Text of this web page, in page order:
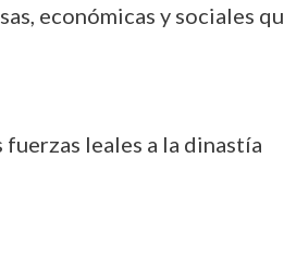
económicas y sociales
leales a la dinastía